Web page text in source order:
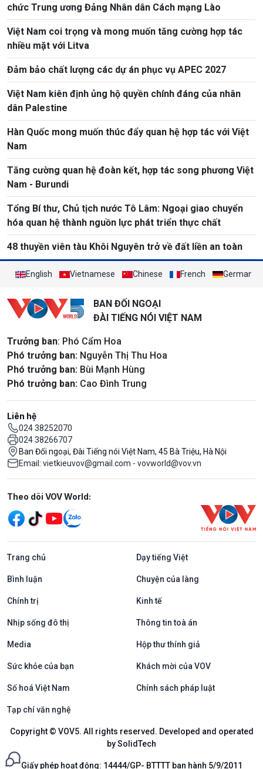
chức Trung ương Đảng Nhân dân Cách mạng Lào
Việt Nam coi trọng và mong muốn tăng cường hợp tác
nhiều mặt với Litva
Đảm bảo chất lượng các dự án phục vụ APEC 2027
Việt Nam kiên định ủng hộ quyền chính đáng của nhân
dân Palestine
Hàn Quốc mong muốn thúc đẩy quan hệ hợp tác với Việt
Nam
Tăng cường quan hệ đoàn kết, hợp tác song phương Việt
Nam - Burundi
Tổng Bí thư, Chủ tịch nước Tô Lâm: Ngoại giao chuyển
hóa quan hệ thành nguồn lực phát triển thực chất
48 thuyền viên tàu Khôi Nguyên trở về đất liền an toàn
English Vietnamese Chinese French German
BAN ĐỐI NGOẠI
ĐÀI TIẾNG NÓI VIỆT NAM
Trưởng ban: Phó Cẩm Hoa
Phó trưởng ban: Nguyễn Thị Thu Hoa
Phó trưởng ban: Bùi Mạnh Hùng
Phó trưởng ban: Cao Đình Trung
Liên hệ
024 38252070
024 38266707
Ban Đối ngoại, Đài Tiếng nói Việt Nam, 45 Bà Triệu, Hà Nội
Email: vietkieuvov@gmail.com - vovworld@vov.vn
Mạng xã hội
Theo dõi VOV World:
Trang chủ Dạy tiếng Việt
Bình luận Chuyện của làng
Chính trị Kinh tế
Nhịp sống đô thị Thông tin toà án
Media Hộp thư thính giả
Sức khỏe của bạn Khách mời của VOV
Số hoá Việt Nam Chính sách pháp luật
Tạp chí văn nghệ
Copyright © VOV5. All rights reserved. Developed and operated
by SolidTech
Giấy phép hoạt động: 14444/GP- BTTTT ban hành 5/9/2011